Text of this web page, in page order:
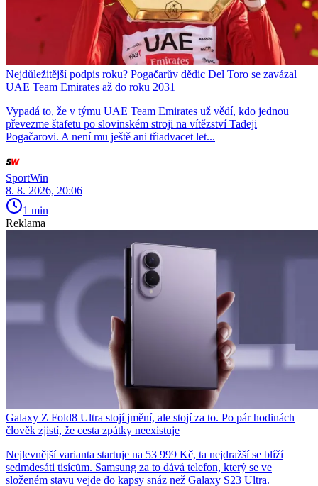
Nejdůležitější podpis roku? Pogačarův dědic Del Toro se zavázal
UAE Team Emirates až do roku 2031
Vypadá to, že v týmu UAE Team Emirates už vědí, kdo jednou
převezme štafetu po slovinském stroji na vítězství Tadeji
Pogačarovi. A není mu ještě ani třiadvacet let...
SportWin
8. 8. 2026, 20:06
1 min
Reklama
Galaxy Z Fold8 Ultra stojí jmění, ale stojí za to. Po pár hodinách
člověk zjistí, že cesta zpátky neexistuje
Nejlevnější varianta startuje na 53 999 Kč, ta nejdražší se blíží
sedmdesáti tisícům. Samsung za to dává telefon, který se ve
složeném stavu vejde do kapsy snáz než Galaxy S23 Ultra.